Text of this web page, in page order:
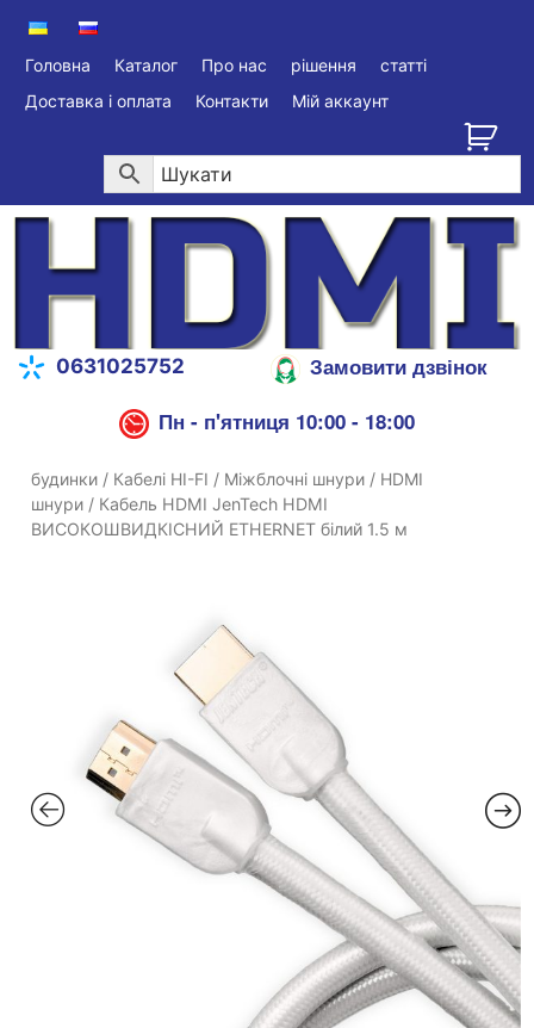
Головна Каталог Про нас рішення
статті
Доставка і оплата
Контакти Мій аккаунт
0631025752
Замовити дзвінок
Пн - п'ятниця 10:00 - 18:00
будинки / Кабелі HI-FI / Міжблочні шнури / HDMI
шнури / Кабель HDMI JenTech HDMI
ВИСОКОШВИДКІСНИЙ ETHERNET білий 1.5 м